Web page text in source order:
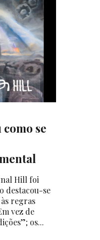
se
Hill foi
destacou-se
regras
vez de
os...